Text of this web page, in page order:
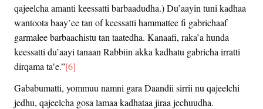
qajeelcha amanti keessatti barbaadudha.) Du’aayin tuni kadhaa
wantoota baay’ee tan of keessatti hammattee fi gabrichaaf
garmalee barbaachistu tan taatedha. Kanaafi, raka’a hunda
keessatti du’aayi tanaan Rabbiin akka kadhatu gabricha irratti
dirqama ta’e.”[6]
Gababumatti, yommuu namni gara Daandii sirrii nu qajeelchi
jedhu, qajeelcha gosa lamaa kadhataa jiraa jechuudha.